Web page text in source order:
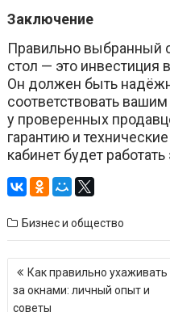
Заключение
Правильно выбранный
стол — это инвестиция
Он должен быть
соответствовать
у проверенных
гарантию и
кабинет будет
Бизнес и общество
Навигация
по
записям
Как правильно ухаживать
за окнами: личный опыт и
советы